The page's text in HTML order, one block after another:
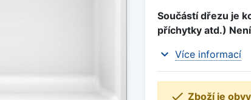
Součástí dřezu je
příchytky atd.)
expand_more Více informací
 Zboží je